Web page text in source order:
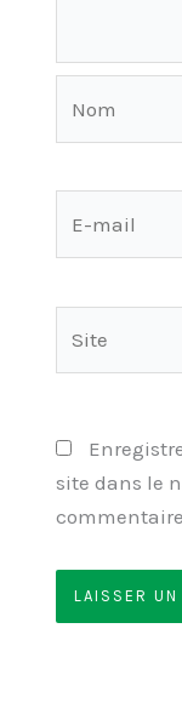
site dans le